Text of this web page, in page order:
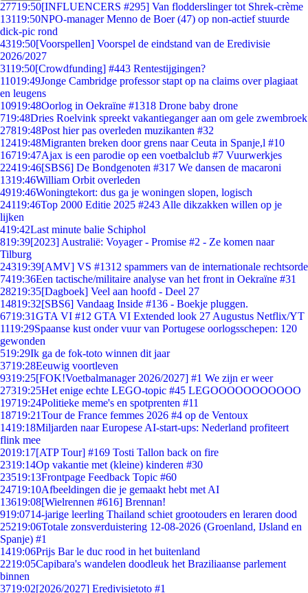
27719:50[INFLUENCERS #295] Van flodderslinger tot Shrek-crème
13119:50NPO-manager Menno de Boer (47) op non-actief stuurde
dick-pic rond
4319:50[Voorspellen] Voorspel de eindstand van de Eredivisie
2026/2027
3119:50[Crowdfunding] #443 Rentestijgingen?
11019:49Jonge Cambridge professor stapt op na claims over plagiaat
en leugens
10919:48Oorlog in Oekraïne #1318 Drone baby drone
719:48Dries Roelvink spreekt vakantieganger aan om gele zwembroek
27819:48Post hier pas overleden muzikanten #32
12419:48Migranten breken door grens naar Ceuta in Spanje,l #10
16719:47Ajax is een parodie op een voetbalclub #7 Vuurwerkjes
22419:46[SBS6] De Bondgenoten #317 We dansen de macaroni
1319:46William Orbit overleden
4919:46Woningtekort: dus ga je woningen slopen, logisch
24119:46Top 2000 Editie 2025 #243 Alle dikzakken willen op je
lijken
419:42Last minute balie Schiphol
819:39[2023] Australië: Voyager - Promise #2 - Ze komen naar
Tilburg
24319:39[AMV] VS #1312 spammers van de internationale rechtsorde
7419:36Een tactische/militaire analyse van het front in Oekraïne #31
28219:35[Dagboek] Veel aan hoofd - Deel 27
14819:32[SBS6] Vandaag Inside #136 - Boekje pluggen.
6719:31GTA VI #12 GTA VI Extended look 27 Augustus Netflix/YT
1119:29Spaanse kust onder vuur van Portugese oorlogsschepen: 120
gewonden
519:29Ik ga de fok-toto winnen dit jaar
3719:28Eeuwig voortleven
9319:25[FOK!Voetbalmanager 2026/2027] #1 We zijn er weer
27319:25Het enige echte LEGO-topic #45 LEGOOOOOOOOOOO
19719:24Politieke meme's en spotprenten #11
18719:21Tour de France femmes 2026 #4 op de Ventoux
1419:18Miljarden naar Europese AI-start-ups: Nederland profiteert
flink mee
2019:17[ATP Tour] #169 Tosti Tallon back on fire
2319:14Op vakantie met (kleine) kinderen #30
23519:13Frontpage Feedback Topic #60
24719:10Afbeeldingen die je gemaakt hebt met AI
13619:08[Wielrennen #616] Brennan!
919:0714-jarige leerling Thailand schiet grootouders en leraren dood
25219:06Totale zonsverduistering 12-08-2026 (Groenland, IJsland en
Spanje) #1
1419:06Prijs Bar le duc rood in het buitenland
2219:05Capibara's wandelen doodleuk het Braziliaanse parlement
binnen
3719:02[2026/2027] Eredivisietoto #1